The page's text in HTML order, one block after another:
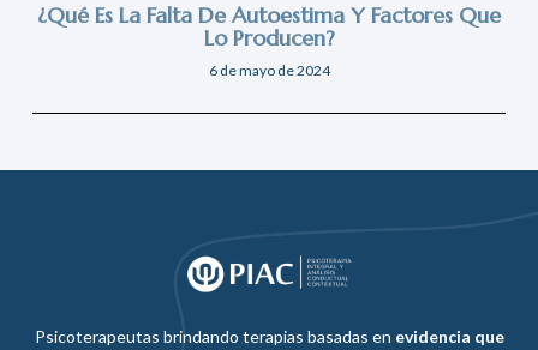
¿Qué Es La Falta De Autoestima Y Factores Que
Lo Producen?
6 de mayo de 2024
Psicoterapeutas brindando terapias basadas en evidencia que